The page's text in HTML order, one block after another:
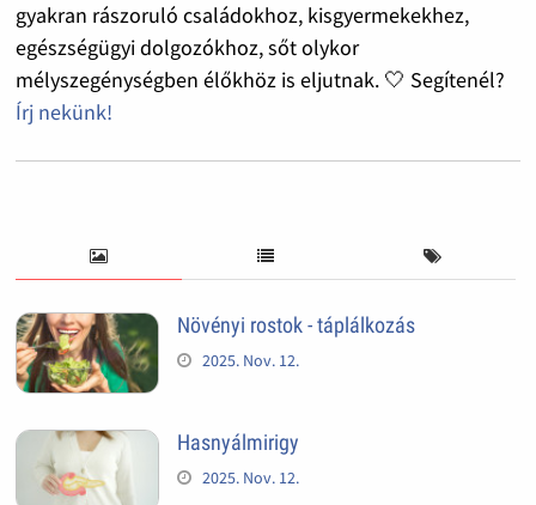
gyakran rászoruló családokhoz, kisgyermekekhez,
egészségügyi dolgozókhoz, sőt olykor
mélyszegénységben élőkhöz is eljutnak. 🤍 Segítenél?
Írj nekünk!
Növényi rostok - táplálkozás
2025. Nov. 12.
Hasnyálmirigy
2025. Nov. 12.